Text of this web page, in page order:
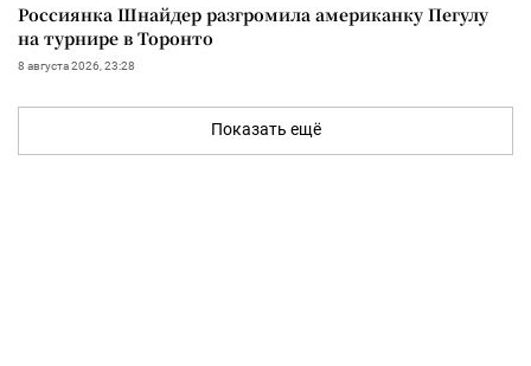
Россиянка Шнайдер разгромила американку Пегулу
на турнире в Торонто
8 августа 2026, 23:28
Показать ещё